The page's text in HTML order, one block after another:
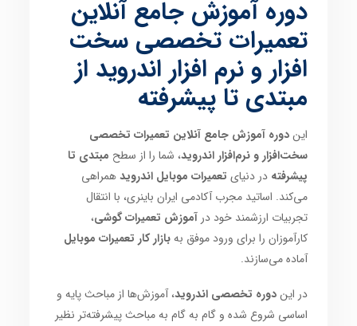
دوره آموزش جامع آنلاین
تعمیرات تخصصی سخت
افزار و نرم افزار اندروید از
مبتدی تا پیشرفته
ایندوره آموزش جامع آنلاین تعمیرات تخصصی
سخت‌افزار و نرم‌افزار اندروید، شما را از سطح مبتدی تا
پیشرفته در دنیای تعمیرات موبایل اندرویدهمراهی
می‌کند. اساتید مجرب آکادمی ایران باینری، با انتقال
تجربیات ارزشمند خود درآموزش تعمیرات گوشی،
کارآموزان را برای ورود موفق بهبازار کار تعمیرات موبایل
آماده می‌سازند.
در ایندوره تخصصی اندروید، آموزش‌ها از مباحث پایه و
اساسی شروع شده و گام به گام به مباحث پیشرفته‌تر نظیر